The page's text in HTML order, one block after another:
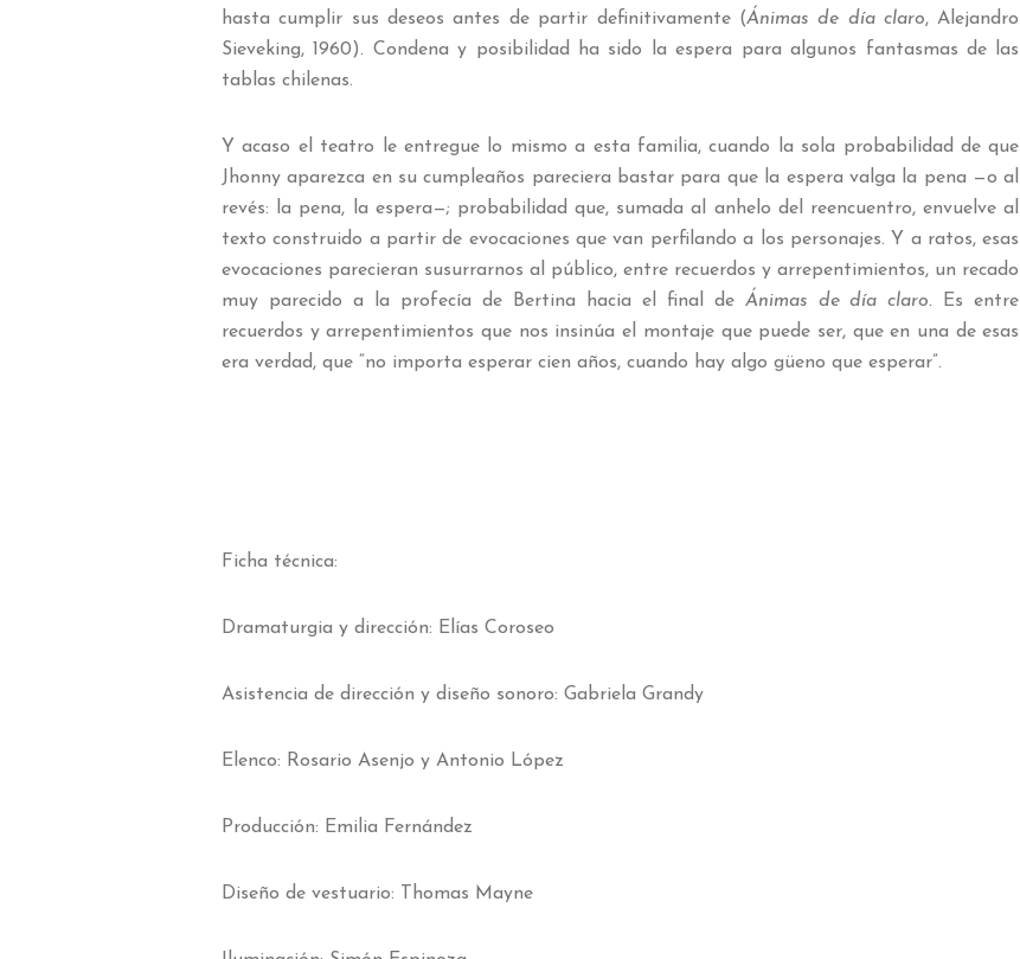
hasta cumplir sus deseos antes de partir definitivamente (Ánimas de día claro, Alejandro
Sieveking, 1960). Condena y posibilidad ha sido la espera para algunos fantasmas de las
tablas chilenas.
Y acaso el teatro le entregue lo mismo a esta familia, cuando la sola probabilidad de que
Jhonny aparezca en su cumpleaños pareciera bastar para que la espera valga la pena —o al
revés: la pena, la espera—; probabilidad que, sumada al anhelo del reencuentro, envuelve al
texto construido a partir de evocaciones que van perfilando a los personajes. Y a ratos, esas
evocaciones parecieran susurrarnos al público, entre recuerdos y arrepentimientos, un recado
muy parecido a la profecía de Bertina hacia el final de Ánimas de día claro. Es entre
recuerdos y arrepentimientos que nos insinúa el montaje que puede ser, que en una de esas
era verdad, que “no importa esperar cien años, cuando hay algo güeno que esperar”.
Ficha técnica:
Dramaturgia y dirección: Elías Coroseo
Asistencia de dirección y diseño sonoro: Gabriela Grandy
Elenco: Rosario Asenjo y Antonio López
Producción: Emilia Fernández
Diseño de vestuario: Thomas Mayne